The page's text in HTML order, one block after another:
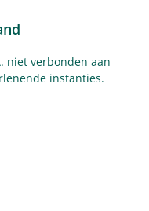
niet verbonden aan
instanties.